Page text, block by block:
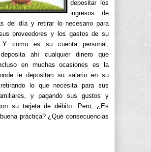
depositar los
ingresos de
del día y retirar lo necesario para
proveedores y los gastos de su
Y como es su cuenta personal,
ahí cualquier dinero que
en muchas ocasiones es la
le depositan su salario en su
lo que necesita para sus
y pagando sus gustos y
su tarjeta de débito. Pero, ¿Es
práctica? ¿Qué consecuencias